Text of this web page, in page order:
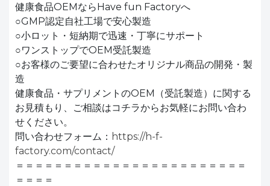
健康食品OEMならHave fun Factoryへ
○GMP認定自社工場で安心製造
○小ロット・短納期で迅速・丁寧にサポート
○ワンストップでOEM受託製造
○お客様のご要望に合わせたオリジナル商品の開発・製
造
健康食品・サプリメントのOEM（受託製造）に関する
お見積もり、ご相談はコチラからお気軽にお問い合わ
せください。
問い合わせフォーム： https://h-f-
factory.com/contact/
＝＝＝＝＝＝＝＝＝＝＝＝＝＝＝＝＝＝＝＝＝＝＝＝
＝＝＝＝